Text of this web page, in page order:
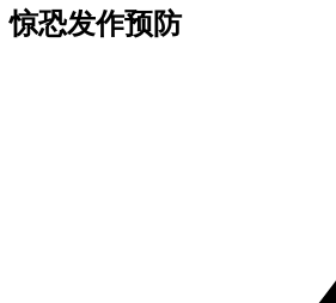
惊恐发作预防